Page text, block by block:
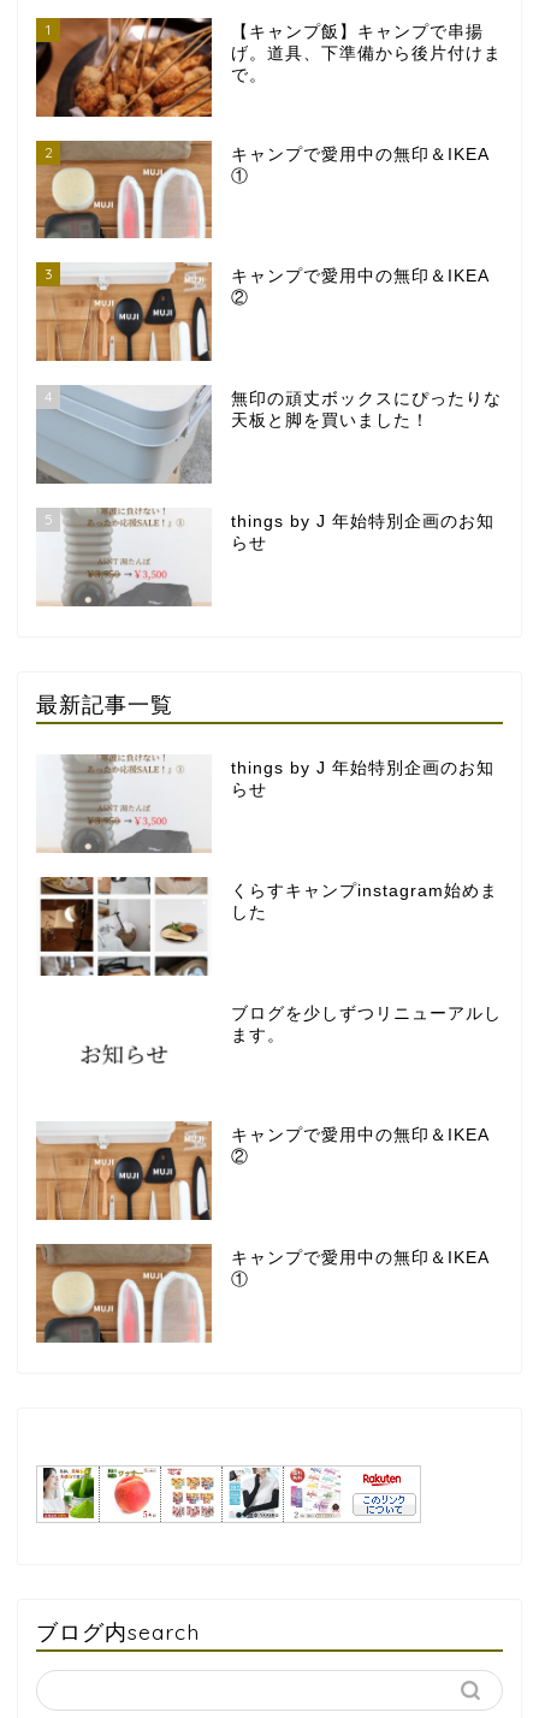
1
【キャンプ飯】キャンプで串揚
げ。道具、下準備から後片付けま
で。
2
キャンプで愛用中の無印＆IKEA
①
3
キャンプで愛用中の無印＆IKEA
②
4
無印の頑丈ボックスにぴったりな
天板と脚を買いました！
5
things by J 年始特別企画のお知
らせ
最新記事一覧
things by J 年始特別企画のお知
らせ
くらすキャンプinstagram始めま
した
ブログを少しずつリニューアルし
ます。
キャンプで愛用中の無印＆IKEA
②
キャンプで愛用中の無印＆IKEA
①
ブログ内search